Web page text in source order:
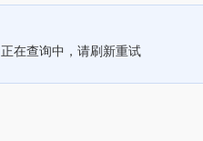
正在查询中，请刷新重试